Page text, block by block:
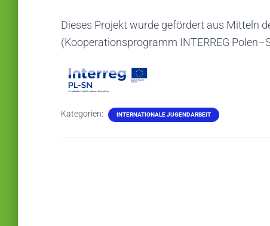
Dieses Projekt wurde gefördert aus Mitteln
(Kooperationsprogramm INTERREG
Kategorien: INTERNATIONALE JUGENDARBEIT